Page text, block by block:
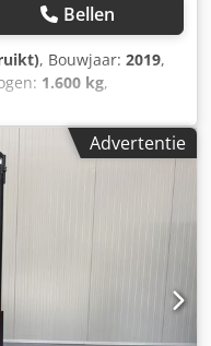
Bellen
, Bouwjaar: 2019,
1.600 kg,
+
2G / Zone 1 *
Cat.:Used
Lifting height:3250 mm
Hours:1730 hours
Proplan !!!!! Systeem /
= Cat 2G ( toegestaan
= T4 Uitgevoerd
stock stapelaar - Initiaal
Advertentie